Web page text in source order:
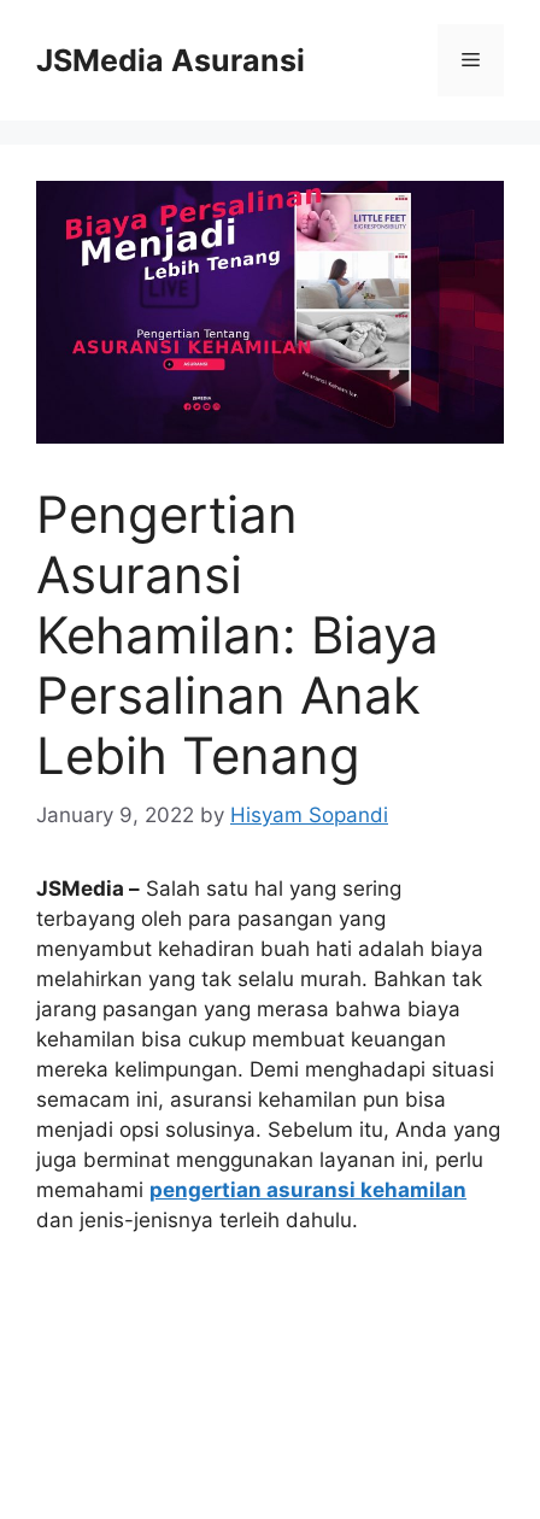
contentJSMedia Asuransi Menu
Pengertian
Asuransi
Kehamilan: Biaya
Persalinan Anak
Lebih Tenang
January 9, 2022 by Hisyam Sopandi
JSMedia – Salah satu hal yang sering
terbayang oleh para pasangan yang
menyambut kehadiran buah hati adalah biaya
melahirkan yang tak selalu murah. Bahkan tak
jarang pasangan yang merasa bahwa biaya
kehamilan bisa cukup membuat keuangan
mereka kelimpungan. Demi menghadapi situasi
semacam ini, asuransi kehamilan pun bisa
menjadi opsi solusinya. Sebelum itu, Anda yang
juga berminat menggunakan layanan ini, perlu
memahami pengertian asuransi kehamilan
dan jenis-jenisnya terleih dahulu.